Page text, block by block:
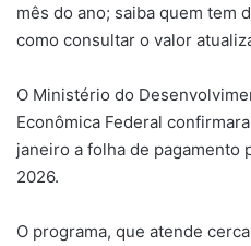
mês do ano; saiba quem tem
como consultar o valor
O Ministério do
Econômica Federal
janeiro a folha de pagamento
2026.
O programa, que atende